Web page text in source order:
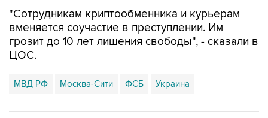
"Сотрудникам криптообменника и курьерам
вменяется соучастие в преступлении. Им
грозит до 10 лет лишения свободы", - сказали в
ЦОС.
МВД РФ Москва-Сити ФСБ Украина